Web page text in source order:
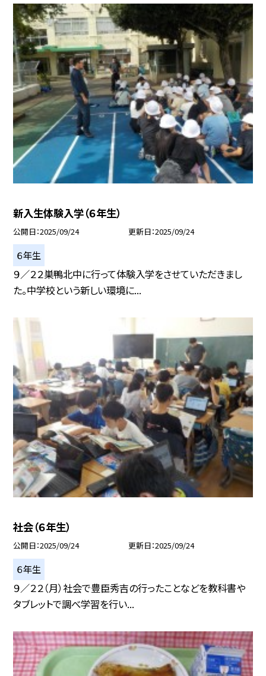
新入生体験入学（６年生）
公開日 2025/09/24 更新日 2025/09/24
６年生
９／２２巣鴨北中に行って体験入学をさせていただきまし
た。中学校という新しい環境に...
社会（６年生）
公開日 2025/09/24 更新日 2025/09/24
６年生
９／２２（月）社会で豊臣秀吉の行ったことなどを教科書や
タブレットで調べ学習を行い...